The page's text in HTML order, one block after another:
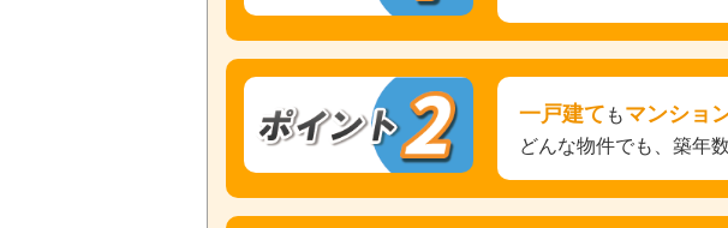
一戸建て もマンショ
どんな物件でも、築年